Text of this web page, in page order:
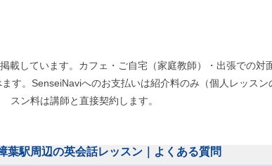
載しています。カフェ・ご自宅（家庭教師）・出張での対
す。SenseiNaviへのお支払いは紹介料のみ（個人レッス
スン料は講師と直接契約します。
葉駅周辺の英会話レッスン｜よくある質問